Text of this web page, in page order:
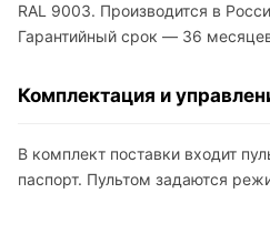
RAL 9003. Производится в
Гарантийный срок — 36
Комплектация и
В комплект поставки входит
паспорт. Пультом задаются